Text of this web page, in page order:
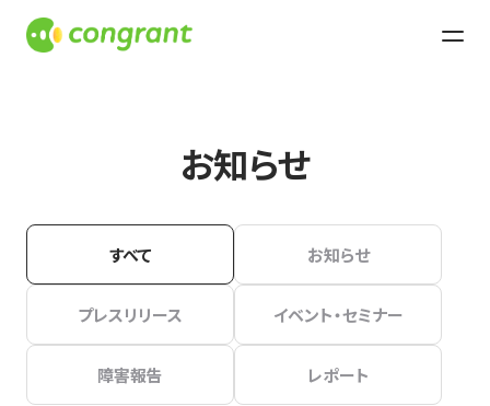
お知らせ
すべて お知らせ
プレスリリース イベント・セミナー
障害報告 レポート